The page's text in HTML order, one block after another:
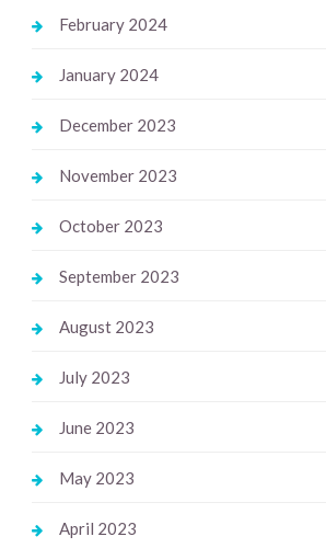
February 2024
January 2024
December 2023
November 2023
October 2023
September 2023
August 2023
July 2023
June 2023
May 2023
April 2023